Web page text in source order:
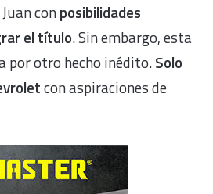
conposibilidades
el título. Sin embargo, esta
por otro hecho inédito.Solo
con aspiraciones de